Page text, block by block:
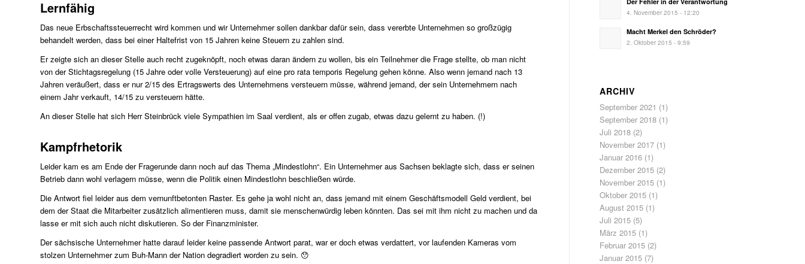
Lernfähig
Das neue Erbschaftssteuerrecht wird kommen und wir Unternehmer sollen dankbar dafür sein, dass vererbte Unternehmen so großzügig
behandelt werden, dass bei einer Haltefrist von 15 Jahren keine Steuern zu zahlen sind.
Er zeigte sich an dieser Stelle auch recht zugeknöpft, noch etwas daran ändern zu wollen, bis ein Teilnehmer die Frage stellte, ob man nicht
von der Stichtagsregelung (15 Jahre oder volle Versteuerung) auf eine pro rata temporis Regelung gehen könne. Also wenn jemand nach 13
Jahren veräußert, dass er nur 2/15 des Ertragswerts des Unternehmens versteuern müsse, während jemand, der sein Unternehmern nach
einem Jahr verkauft, 14/15 zu versteuern hätte.
An dieser Stelle hat sich Herr Steinbrück viele Sympathien im Saal verdient, als er offen zugab, etwas dazu gelernt zu haben. (!)
Kampfrhetorik
Leider kam es am Ende der Fragerunde dann noch auf das Thema „Mindestlohn“. Ein Unternehmer aus Sachsen beklagte sich, dass er seinen
Betrieb dann wohl verlagern müsse, wenn die Politik einen Mindestlohn beschließen würde.
Die Antwort fiel leider aus dem vernunftbetonten Raster. Es gehe ja wohl nicht an, dass jemand mit einem Geschäftsmodell Geld verdient, bei
dem der Staat die Mitarbeiter zusätzlich alimentieren muss, damit sie menschenwürdig leben könnten. Das sei mit ihm nicht zu machen und da
lasse er mit sich auch nicht diskutieren. So der Finanzminister.
Der sächsische Unternehmer hatte darauf leider keine passende Antwort parat, war er doch etwas verdattert, vor laufenden Kameras vom
stolzen Unternehmer zum Buh-Mann der Nation degradiert worden zu sein. 😯
4. November 2015 - 12:20
Macht Merkel den Schröder?
2. Oktober 2015 - 9:59
ARCHIV
September 2021 (1)
September 2018 (1)
Juli 2018 (2)
November 2017 (1)
Januar 2016 (1)
Dezember 2015 (2)
November 2015 (1)
Oktober 2015 (1)
August 2015 (1)
Juli 2015 (5)
März 2015 (1)
Februar 2015 (2)
Januar 2015 (7)